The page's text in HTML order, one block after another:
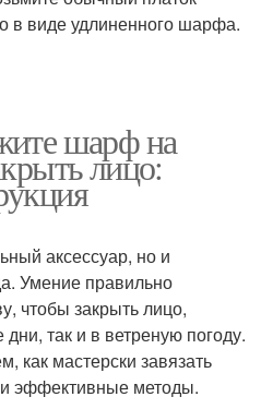
в виде удлиненного шарфа.
шарф на
лицо:
аксессуар, но и
Умение правильно
чтобы закрыть лицо,
так и в ветреную погоду.
как мастерски завязать
эффективные методы.